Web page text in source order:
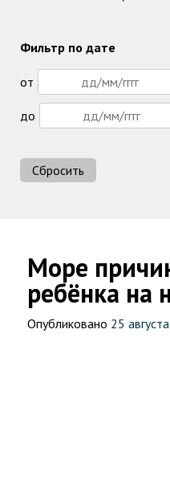
Море
ребёнка на
Опубликовано 25
Фильтр по дате
от
до
Сбросить